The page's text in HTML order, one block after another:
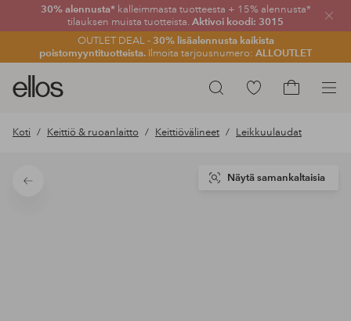
30% alennusta*kalleimmasta tuotteesta + 15% alennusta*
tilauksen muista tuotteista. Aktivoi koodi: 3015
OUTLET DEAL -30% lisäalennusta kaikista
poistomyyntituotteista. Ilmoita tarjousnumero: ALLOUTLET
Sulje
Hae
Ellos-
logo
siirry
Siirry
suosikkituotteisiin
ostoskoriin
Koti Keittiö & ruoanlaitto Keittiövälineet Leikkuulaudat
Takaisin
Näytä samankaltaisia